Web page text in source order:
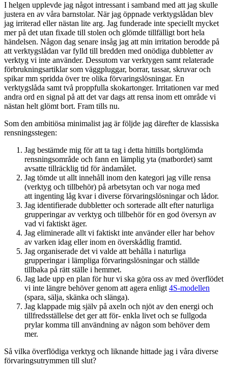
I helgen upplevde jag något intressant i samband med att jag skulle
justera en av våra barnstolar. När jag öppnade verktygslådan blev
jag irriterad eller nästan lite arg. Jag funderade inte speciellt mycket
mer på det utan fixade till stolen och glömde tillfälligt bort hela
händelsen. Någon dag senare insåg jag att min irritation berodde på
att verktygslådan var fylld till bredden med onödiga dubbletter av
verktyg vi inte använder. Dessutom var verktygen samt relaterade
förbrukningsartiklar som väggpluggar, borrar, tassar, skruvar och
spikar mm spridda över tre olika förvaringslösningar. En
verktygslåda samt två proppfulla skokartonger. Irritationen var med
andra ord en signal på att det var dags att rensa inom ett område vi
nästan helt glömt bort. Fram tills nu.
Som den ambitiösa minimalist jag är följde jag därefter de klassiska
rensningsstegen:
Jag bestämde mig för att ta tag i detta hittills bortglömda
rensningsområde och fann en lämplig yta (matbordet) samt
avsatte tillräcklig tid för ändamålet.
Jag tömde ut allt innehåll inom den kategori jag ville rensa
(verktyg och tillbehör) på arbetsytan och var noga med
att ingenting låg kvar i diverse förvaringslösningar och lådor.
Jag identifierade dubbletter och sorterade allt efter naturliga
grupperingar av verktyg och tillbehör för en god översyn av
vad vi faktiskt äger.
Jag eliminerade allt vi faktiskt inte använder eller har behov
av varken idag eller inom en överskådlig framtid.
Jag organiserade det vi valde att behålla i naturliga
grupperingar i lämpliga förvaringslösningar och ställde
tillbaka på rätt ställe i hemmet.
Jag lade upp en plan för hur vi ska göra oss av med överflödet
vi inte längre behöver genom att agera enligt 4S-modellen
(spara, sälja, skänka och slänga).
Jag klappade mig själv på axeln och njöt av den energi och
tillfredsställelse det ger att för- enkla livet och se fullgoda
prylar komma till användning av någon som behöver dem
mer.
Så vilka överflödiga verktyg och liknande hittade jag i våra diverse
förvaringsutrymmen till slut?